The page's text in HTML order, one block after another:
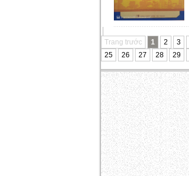
Trang trước 1 2 3
25
26 27 28 29